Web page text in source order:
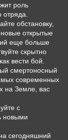
роль
обстановку,
открытые
еще больше
скрытно
вести бой.
смертоносный
современных
на Земле, вас
с
новыми
сегодняшний